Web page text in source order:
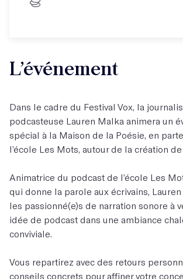
L’événement
Dans le cadre du Festival Vox, la
podcasteuse Lauren Malka animera un
spécial à la Maison de la Poésie, en
l’école Les Mots, autour de la création
Animatrice du podcast de l’école Les
qui donne la parole aux écrivains,
les passionné(e)s de narration sonore à
idée de podcast dans une ambiance
conviviale.
Vous repartirez avec des retours
conseils concrets pour affiner votre